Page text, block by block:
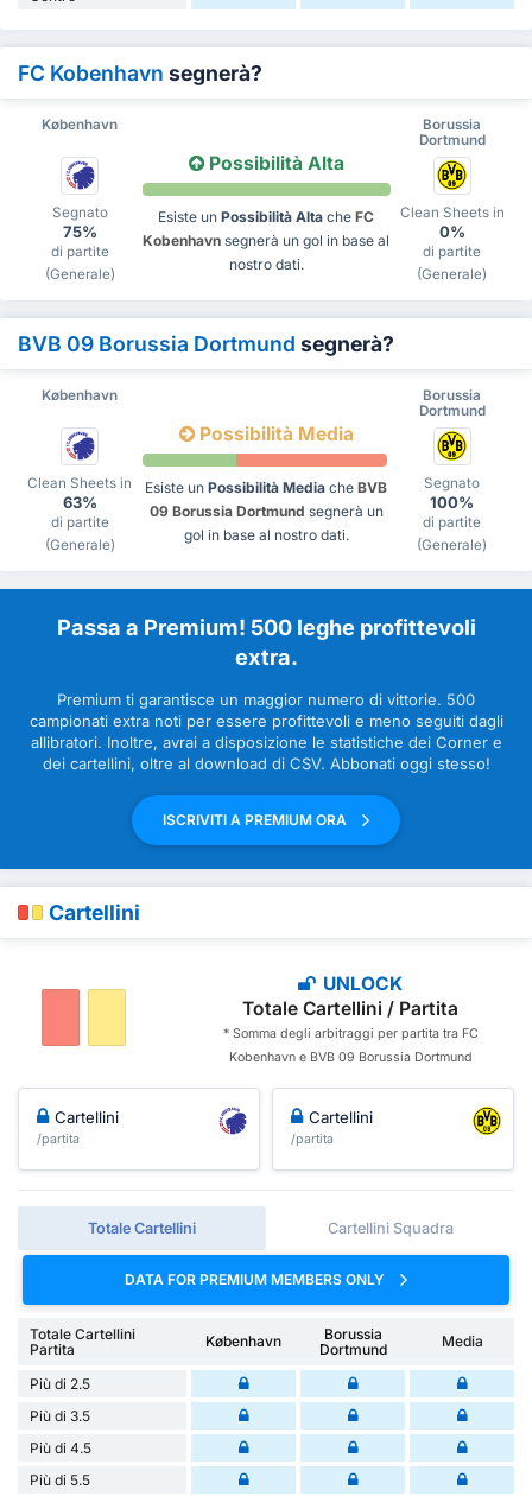
FC Kobenhavn segnerà?
København
Borussia
Dortmund
Segnato
75%
di partite
(Generale)
Possibilità Alta
Esiste un Possibilità Alta che FC
Kobenhavn segnerà un gol in base al
nostro dati.
Clean Sheets in
0%
di partite
(Generale)
BVB 09 Borussia Dortmund segnerà?
København
Borussia
Dortmund
Clean Sheets in
63%
di partite
(Generale)
Possibilità Media
Esiste un Possibilità Media che BVB
09 Borussia Dortmund segnerà un
gol in base al nostro dati.
Segnato
100%
di partite
(Generale)
Passa a Premium! 500 leghe profittevoli
extra.
Premium ti garantisce un maggior numero di vittorie. 500
campionati extra noti per essere profittevoli e meno seguiti dagli
allibratori. Inoltre, avrai a disposizione le statistiche dei Corner e
dei cartellini, oltre al download di CSV. Abbonati oggi stesso!
ISCRIVITI A PREMIUM ORA
Cartellini
UNLOCK
Totale Cartellini / Partita
* Somma degli arbitraggi per partita tra FC
Kobenhavn e BVB 09 Borussia Dortmund
Cartellini
/partita
Cartellini
/partita
Totale Cartellini Cartellini Squadra
DATA FOR PREMIUM MEMBERS ONLY
Totale Cartellini
Partita
København
Borussia
Dortmund
Media
Più di 2.5
Più di 3.5
Più di 4.5
Più di 5.5